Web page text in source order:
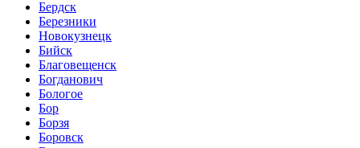
Бердск
Березники
Новокузнецк
Бийск
Благовещенск
Богданович
Бологое
Бор
Борзя
Боровск